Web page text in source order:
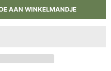
AAN WINKELMANDJE